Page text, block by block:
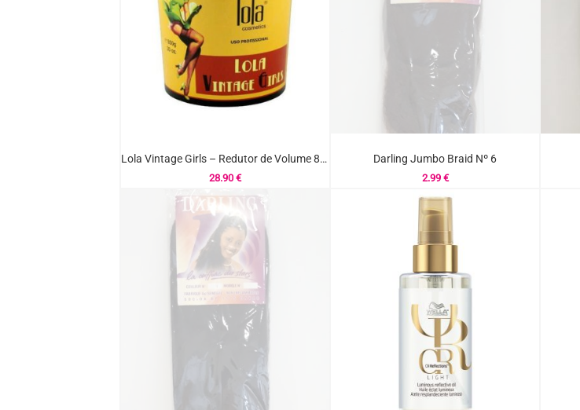
Lola Vintage Girls – Redutor de Volume 850GR
28.90 €
Darling Jumbo Braid Nº 6
2.99 €